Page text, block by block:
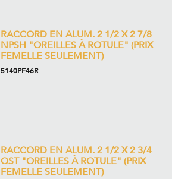
RACCORD EN ALUM. 2 1/2 X 2 7/8
NPSH "OREILLES À ROTULE" (PRIX
FEMELLE SEULEMENT)
5140PF46R
RACCORD EN ALUM. 2 1/2 X 2 3/4
QST "OREILLES À ROTULE" (PRIX
FEMELLE SEULEMENT)